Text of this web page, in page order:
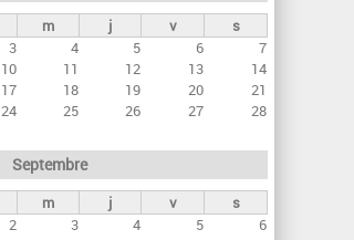
m j v
s
3 4 5 6
7
10 11 12 13
14
17 18 19 20
21
24 25 26 27
28
Septembre
m j v
s
2 3 4 5
6